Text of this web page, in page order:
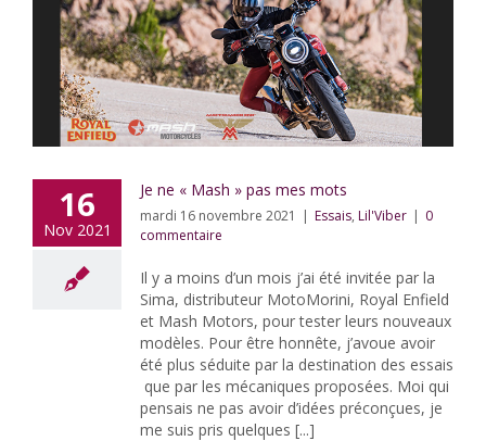
16
Nov 2021
Je ne « Mash » pas mes mots
mardi 16 novembre 2021 | Essais, Lil'Viber | 0
commentaire
Il y a moins d’un mois j’ai été invitée par la
Sima, distributeur MotoMorini, Royal Enfield
et Mash Motors, pour tester leurs nouveaux
modèles. Pour être honnête, j’avoue avoir
été plus séduite par la destination des essais
que par les mécaniques proposées. Moi qui
pensais ne pas avoir d’idées préconçues, je
me suis pris quelques [...]